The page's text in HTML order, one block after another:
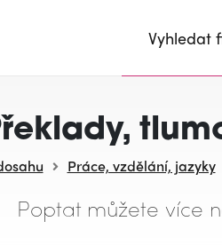
Vyhledat
Práce, vzdělání, jazyky
Poptat můžete více